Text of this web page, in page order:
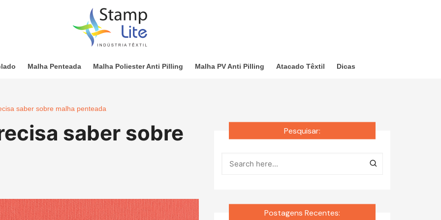
Malha Penteada Malha Poliester Anti Pilling Malha PV Anti Pilling Atacado Têxtil Dicas
saber sobre malha penteada
saber sobre Pesquisar:
Postagens Recentes: